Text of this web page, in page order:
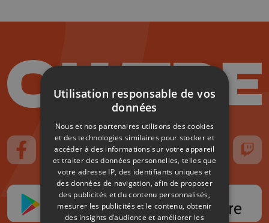
Suivez-nous sur FaceBook
Suivez-nous sur Instagram
Suivez-nous sur TikTokSuivez-nous sur YouTube
Suivez-nous
Utilisation responsable de vos
données
Nous et nos partenaires utilisons des cookies
et des technologies similaires pour stocker et
accéder à des informations sur votre appareil
et traiter des données personnelles, telles que
votre adresse IP, des identifiants uniques et
des données de navigation, afin de proposer
des publicités et du contenu personnalisés,
mesurer les publicités et le contenu, obtenir
des insights d’audience et améliorer les